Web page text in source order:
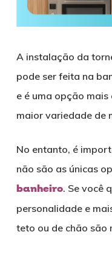
A instalação da
pode ser feita na
e é uma opção
maior variedade de
No entanto, é
não são as únicas
banheiro. Se você
personalidade e
teto ou de chão são